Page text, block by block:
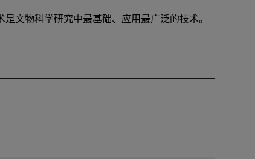
文物科学研究中最基础、应用最广泛的技术。